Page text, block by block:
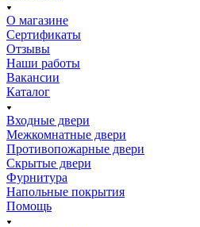
О магазине
Сертификаты
Отзывы
Наши работы
Вакансии
Каталог
Входные двери
Межкомнатные двери
Противопожарные двери
Скрытые двери
Фурнитура
Напольные покрытия
Помощь